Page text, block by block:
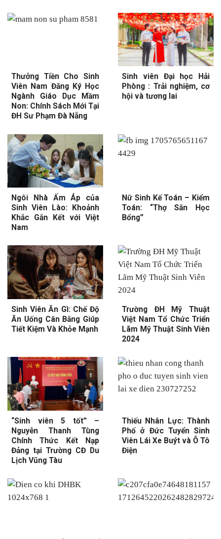
Thưởng Tiền Cho Sinh
Viên Nam Đăng Ký Học
Ngành Giáo Dục Mầm
Non: Chính Sách Mới Tại
ĐH Sư Phạm Đà Nẵng
Sinh viên Đại học Hải
Phòng : Trải nghiệm, cơ
hội và tương lai
Ngôi Nhà Ấm Áp của
Sinh Viên Lào: Khoảnh
Khắc Gắn Kết với Việt
Nam
Nữ Sinh Kế Toán – Kiểm
Toán: “Thợ Săn Học
Bổng”
Sinh Viên Ăn Gì: Chế Độ
Ăn Uống Cân Bằng Giúp
Tiết Kiệm Và Khỏe Mạnh
Trường ĐH Mỹ Thuật
Việt Nam Tổ Chức Triển
Lãm Mỹ Thuật Sinh Viên
2024
“Sinh viên 5 tốt” –
Nguyễn Thanh Tùng
Chính Thức Kết Nạp
Đảng tại Trường CĐ Du
Lịch Vũng Tàu
Thiếu Nhân Lực: Thành
Phố ở Đức Tuyển Sinh
Viên Lái Xe Buýt và Ô Tô
Điện